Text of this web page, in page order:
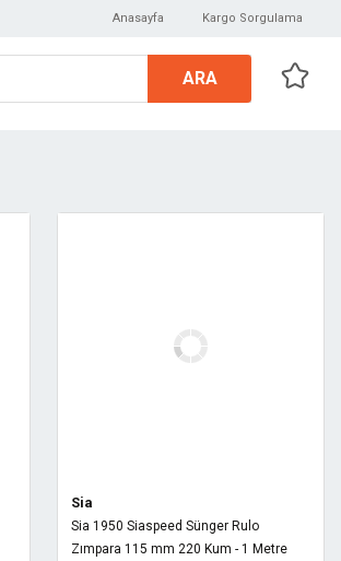
Anasayfa Kargo Sorgulama
ARA
Sia
Sia 1950 Siaspeed Sünger Rulo
Zımpara 115 mm 220 Kum - 1 Metre